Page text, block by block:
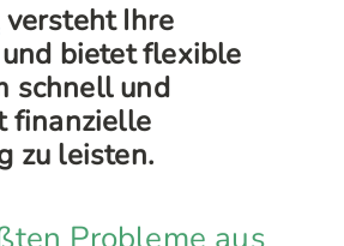
versteht Ihre
bietet flexible
schnell und
finanzielle
zu leisten.